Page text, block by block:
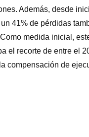
Además, desde
41% de pérdidas
medida inicial,
el recorte de entre el
compensación de